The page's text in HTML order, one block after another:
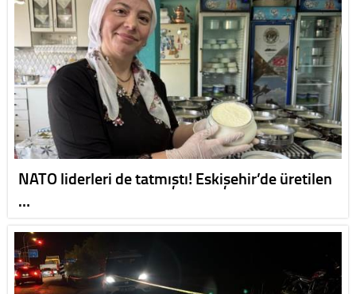
NATO liderleri de tatmıştı! Eskişehir’de üretilen
…